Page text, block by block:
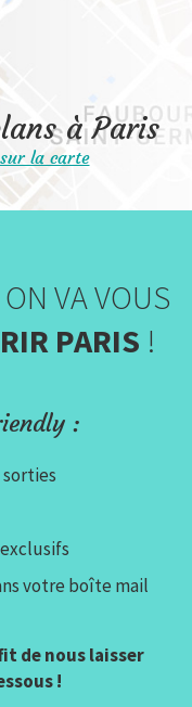
à Paris
la carte
VA VOUS
PARIS !
:
votre boîte mail
de nous laisser
!